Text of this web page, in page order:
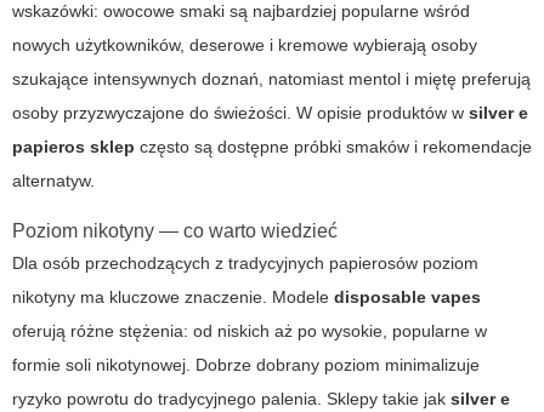
wskazówki: owocowe smaki są najbardziej popularne wśród
nowych użytkowników, deserowe i kremowe wybierają osoby
szukające intensywnych doznań, natomiast mentol i miętę preferują
osoby przyzwyczajone do świeżości. W opisie produktów w silver e
papieros sklep często są dostępne próbki smaków i rekomendacje
alternatyw.
Poziom nikotyny — co warto wiedzieć
Dla osób przechodzących z tradycyjnych papierosów poziom
nikotyny ma kluczowe znaczenie. Modele disposable vapes
oferują różne stężenia: od niskich aż po wysokie, popularne w
formie soli nikotynowej. Dobrze dobrany poziom minimalizuje
ryzyko powrotu do tradycyjnego palenia. Sklepy takie jak silver e